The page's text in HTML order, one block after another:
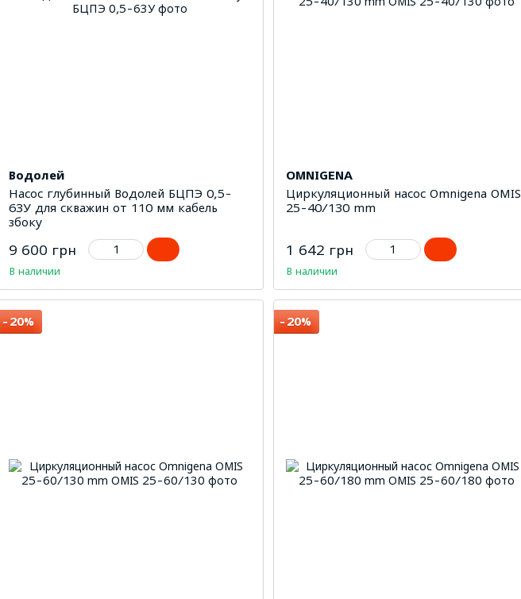
Водолей
Насос глубинный Водолей БЦПЭ 0,5-
63У для скважин от 110 мм кабель
збоку
9 600 грн
В наличии
OMNIGENA
Циркуляционный насос Omnigena OMIS
25-40/130 mm
1 642 грн
В наличии
−20% −20%